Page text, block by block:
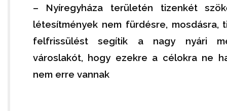
– Nyíregyháza területén tizenkét
létesítmények nem fürdésre, mosdásra,
felfrissülést segítik a nagy nyári
városlakót, hogy ezekre a célokra ne
nem erre vannak